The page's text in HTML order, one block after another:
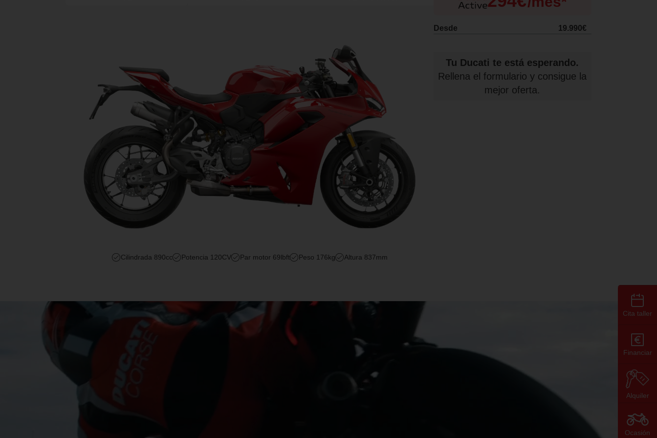
Cilindrada 890cc Potencia 120CV Par motor 69lbft Peso 176kg Altura 837mm
Desde 19.990€
Tu Ducati te está esperando.
Rellena el formulario y consigue la
mejor oferta.
Cita taller
Financiar
Alquiler
Ocasión